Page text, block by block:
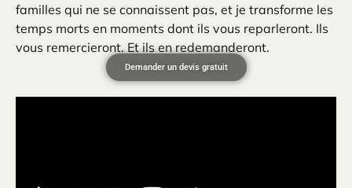
familles qui ne se connaissent pas, et je transforme les
temps morts en moments dont ils vous reparleront. Ils
vous remercieront. Et ils en redemanderont.
Demander un devis gratuit